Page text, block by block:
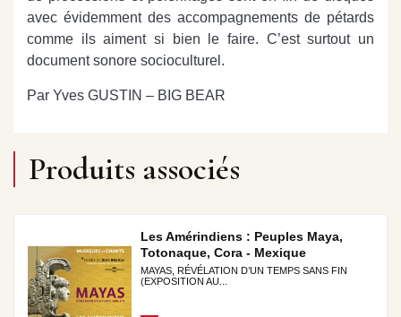
avec évidemment des accompagnements de pétards
comme ils aiment si bien le faire. C’est surtout un
document sonore socioculturel.
Par Yves GUSTIN – BIG BEAR
Produits associés
Les Amérindiens : Peuples Maya,
Totonaque, Cora - Mexique
MAYAS, RÉVÉLATION D’UN TEMPS SANS FIN
(EXPOSITION AU...